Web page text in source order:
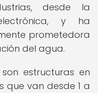
desde la
y ha
prometedora
del agua.
estructuras en
que van desde 1 a